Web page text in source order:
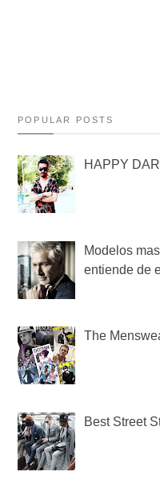
POPULAR POSTS
HAPPY
Modelos
entiende de
The
Best Street